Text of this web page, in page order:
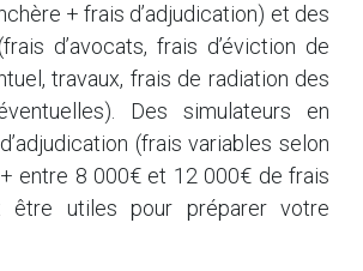
+ frais d’adjudication) et des
d’avocats, frais d’éviction de
travaux, frais de radiation des
Des simulateurs en
(frais variables selon
entre 8 000€ et 12 000€ de frais
être utiles pour préparer votre